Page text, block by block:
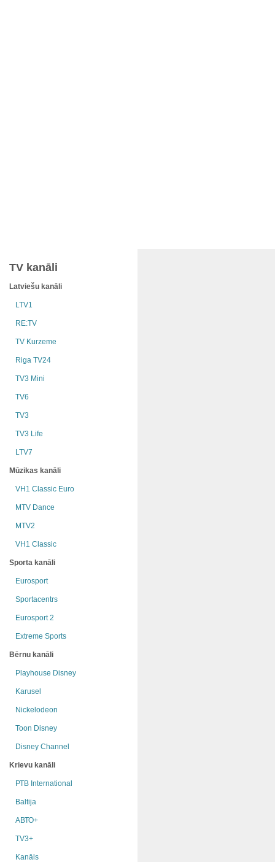
TV kanāli
Latviešu kanāli
LTV1
RE:TV
TV Kurzeme
Riga TV24
TV3 Mini
TV6
TV3
TV3 Life
LTV7
Mūzikas kanāli
VH1 Classic Euro
MTV Dance
MTV2
VH1 Classic
Sporta kanāli
Eurosport
Sportacentrs
Eurosport 2
Extreme Sports
Bērnu kanāli
Playhouse Disney
Karusel
Nickelodeon
Toon Disney
Disney Channel
Krievu kanāli
РТB International
Baltija
АВТО+
TV3+
Kanāls